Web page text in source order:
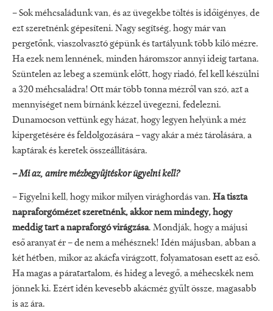
– Sok méhcsaládunk van, és az üvegekbe töltés is időigényes, de
ezt szeretnénk gépesíteni. Nagy segítség, hogy már van
pergetőnk, viaszolvasztó gépünk és tartályunk több kiló mézre.
Ha ezek nem lennének, minden háromszor annyi ideig tartana.
Szüntelen az lebeg a szemünk előtt, hogy riadó, fel kell készülni
a 320 méhcsaládra! Ott már több tonna mézről van szó, azt a
mennyiséget nem bírnánk kézzel üvegezni, fedelezni.
Dunamocson vettünk egy házat, hogy legyen helyünk a méz
kipergetésére és feldolgozására – vagy akár a méz tárolására, a
kaptárak és keretek összeállítására.
– Mi az, amire mézbegyűjtéskor ügyelni kell?
– Figyelni kell, hogy mikor milyen virághordás van. Ha tiszta
napraforgómézet szeretnénk, akkor nem mindegy, hogy
meddig tart a napraforgó virágzása. Mondják, hogy a májusi
eső aranyat ér – de nem a méhésznek! Idén májusban, abban a
két hétben, mikor az akácfa virágzott, folyamatosan esett az eső.
Ha magas a páratartalom, és hideg a levegő, a méhecskék nem
jönnek ki. Ezért idén kevesebb akácméz gyűlt össze, magasabb
is az ára.